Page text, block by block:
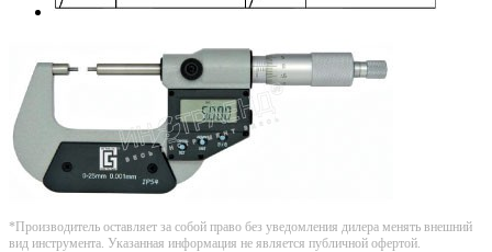
*Производитель оставляет за собой право без уведомления дилера менять внешний
вид инструмента. Указанная информация не является публичной офертой.